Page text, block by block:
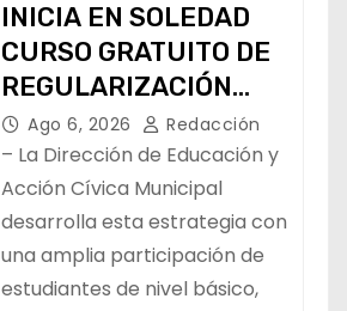
INICIA EN SOLEDAD
CURSO GRATUITO DE
REGULARIZACIÓN
ESCOLAR
Ago 6, 2026 Redacción
– La Dirección de Educación y
Acción Cívica Municipal
desarrolla esta estrategia con
una amplia participación de
estudiantes de nivel básico,